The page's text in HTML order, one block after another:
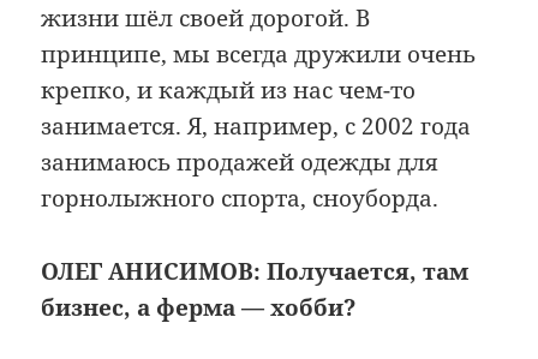
жизни шёл своей дорогой. В
принципе, мы всегда дружили очень
крепко, и каждый из нас чем-то
занимается. Я, например, с 2002 года
занимаюсь продажей одежды для
горнолыжного спорта, сноуборда.
ОЛЕГ АНИСИМОВ: Получается, там
бизнес, а ферма — хобби?